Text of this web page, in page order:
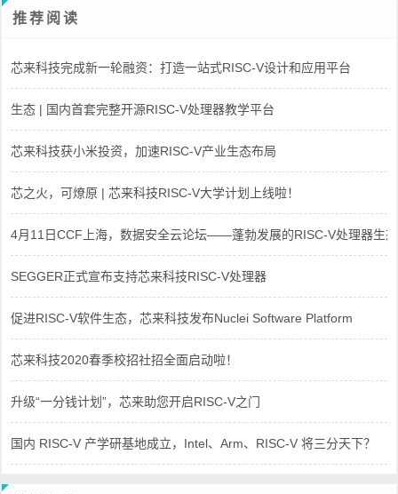
推荐阅读
芯来科技完成新一轮融资：打造一站式RISC-V设计和应用平台
生态 | 国内首套完整开源RISC-V处理器教学平台
芯来科技获小米投资，加速RISC-V产业生态布局
芯之火，可燎原 | 芯来科技RISC-V大学计划上线啦！
4月11日CCF上海，数据安全云论坛——蓬勃发展的RISC-V处理器生态
SEGGER正式宣布支持芯来科技RISC-V处理器
促进RISC-V软件生态，芯来科技发布Nuclei Software Platform
芯来科技2020春季校招社招全面启动啦！
升级“一分钱计划”，芯来助您开启RISC-V之门
国内 RISC-V 产学研基地成立，Intel、Arm、RISC-V 将三分天下？